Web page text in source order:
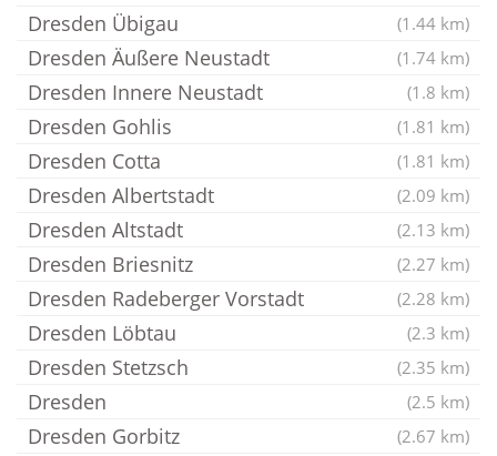
Dresden Übigau (1.44 km)
Dresden Äußere Neustadt (1.74 km)
Dresden Innere Neustadt (1.8 km)
Dresden Gohlis (1.81 km)
Dresden Cotta (1.81 km)
Dresden Albertstadt (2.09 km)
Dresden Altstadt (2.13 km)
Dresden Briesnitz (2.27 km)
Dresden Radeberger Vorstadt (2.28 km)
Dresden Löbtau (2.3 km)
Dresden Stetzsch (2.35 km)
Dresden (2.5 km)
Dresden Gorbitz (2.67 km)